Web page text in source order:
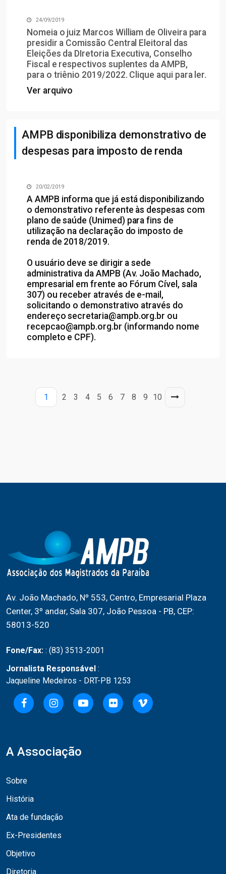
24/09/2019
Nomeia o juiz Marcos William de Oliveira para
presidir a Comissão Central Eleitoral das
Eleições da DIretoria Executiva, Conselho
Fiscal e respectivos suplentes da AMPB,
para o triênio 2019/2022. Clique aqui para ler.
Ver arquivo
AMPB disponibiliza demonstrativo de
despesas para imposto de renda
20/02/2019
A AMPB informa que já está disponibilizando
o demonstrativo referente às despesas com
plano de saúde (Unimed) para fins de
utilização na declaração do imposto de
renda de 2018/2019.
O usuário deve se dirigir a sede
administrativa da AMPB (Av. João Machado,
empresarial em frente ao Fórum Cível, sala
307) ou receber através de e-mail,
solicitando o demonstrativo através do
endereço secretaria@ampb.org.br ou
recepcao@ampb.org.br (informando nome
completo e CPF).
1 2 3 4 5 6 7 8 9 10
Av. João Machado, Nº 553, Centro, Empresarial Plaza
Center, 3º andar, Sala 307, João Pessoa - PB, CEP:
58013-520
Fone/Fax: : (83) 3513-2001
Jornalista Responsável :
Jaqueline Medeiros - DRT-PB 1253
A Associação
Sobre
História
Ata de fundação
Ex-Presidentes
Objetivo
Diretoria